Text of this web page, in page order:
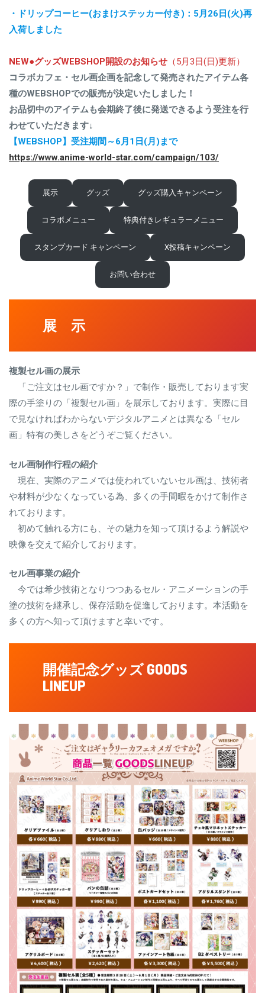
・ドリップコーヒー(おまけステッカー付き)：5月26日(火)再
入荷しました
NEW●グッズWEBSHOP開設のお知らせ （5月3日(日)更新）
コラボカフェ・セル画企画を記念して発売されたアイテム各
種のWEBSHOPでの販売が決定いたしました！
お品切中のアイテムも会期終了後に発送できるよう受注を行
わせていただきます↓
【WEBSHOP】受注期間～6月1日(月)まで
https://www.anime-world-star.com/campaign/103/
展示 グッズ グッズ購入キャンペーン
コラボメニュー 特典付きレギュラーメニュー
スタンプカード キャンペーン X投稿キャンペーン
お問い合わせ
展 示
複製セル画の展示
「ご注文はセル画ですか？」で制作・販売しております実
際の手塗りの「複製セル画」を展示しております。実際に目
で見なければわからないデジタルアニメとは異なる「セル
画」特有の美しさをどうぞご覧ください。
セル画制作行程の紹介
現在、実際のアニメでは使われていないセル画は、技術者
や材料が少なくなっている為、多くの手間暇をかけて制作さ
れております。
初めて触れる方にも、その魅力を知って頂けるよう解説や
映像を交えて紹介しております。
セル画事業の紹介
今では希少技術となりつつあるセル・アニメーションの手
塗の技術を継承し、保存活動を促進しております。本活動を
多くの方へ知って頂けますと幸いです。
開催記念グッズ GOODS
LINEUP